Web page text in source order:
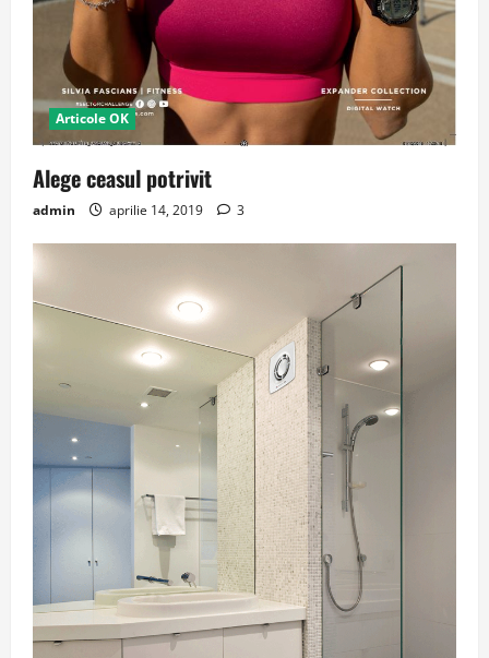
Articole OK
Alege ceasul potrivit
admin aprilie 14, 2019 3